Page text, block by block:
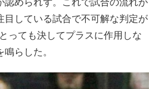
められず。これで試合の流れが
している試合で不可解な判定が
っても決してプラスに作用しな
らした。